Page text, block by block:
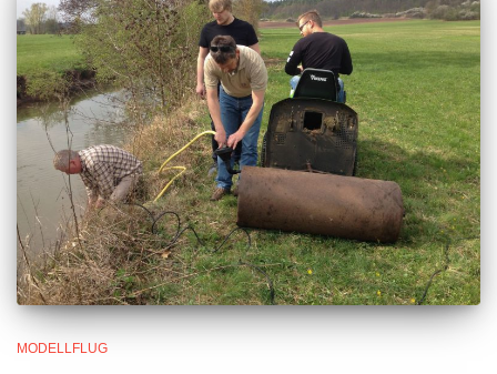
MODELLFLUG